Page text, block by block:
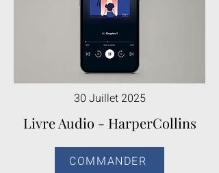
30 Juillet 2025
Livre Audio - HarperCollins
COMMANDER